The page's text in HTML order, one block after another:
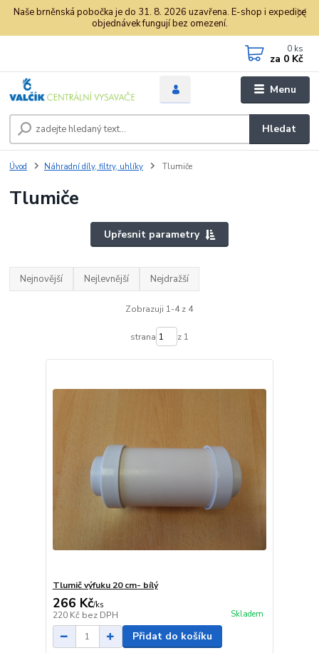
Naše brněnská pobočka je do 31. 8. 2026 uzavřena. E-shop i expedice
objednávek fungují bez omezení.
Menu
Hledat
0 ks
za 0 Kč
Úvod Náhradní díly, filtry, uhlíky Tlumiče
Tlumiče
Upřesnit parametry
Nejnovější Nejlevnější Nejdražší
Zobrazuji 1-4 z 4
strana z 1
Tlumič výfuku 20 cm- bílý
266 Kč/ks
220 Kč bez DPH Skladem
Přidat do košíku